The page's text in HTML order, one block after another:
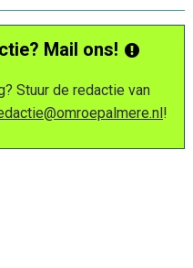
Mail ons!
Stuur de redactie van
!